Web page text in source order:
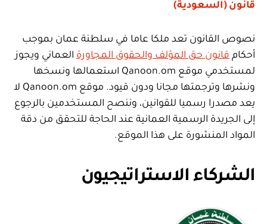
قانون (السعودية)
نصوص القانون تعد ملكا عاما في سلطنة عمان بموجب
أحكام قانون حق المؤلف والحقوق المجاورة العماني ويجوز
لمستخدمي موقع Qanoon.om استعمالها ونسخها
ونشرها وترجمتها مجانا ودون قيود. موقع Qanoon.om لا
يعد مصدرا رسميا للقوانين، وننصح المستخدمين بالرجوع
إلى الجريدة الرسمية العمانية عند الحاجة للتحقق من دقة
المواد المنشورة على هذا الموقع.
الشركاء الاستراتيجيون